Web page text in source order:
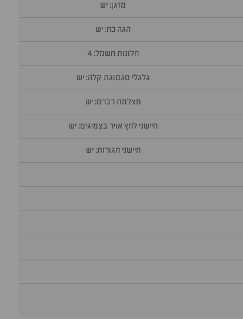
מזגן: יש
הגה כח: יש
חלונות חשמל: 4
גלגלי סגסוגת קלה: יש
מצלמת רברס: יש
חיישני לחץ אויר בצמיגים: יש
חיישני חגורות: יש